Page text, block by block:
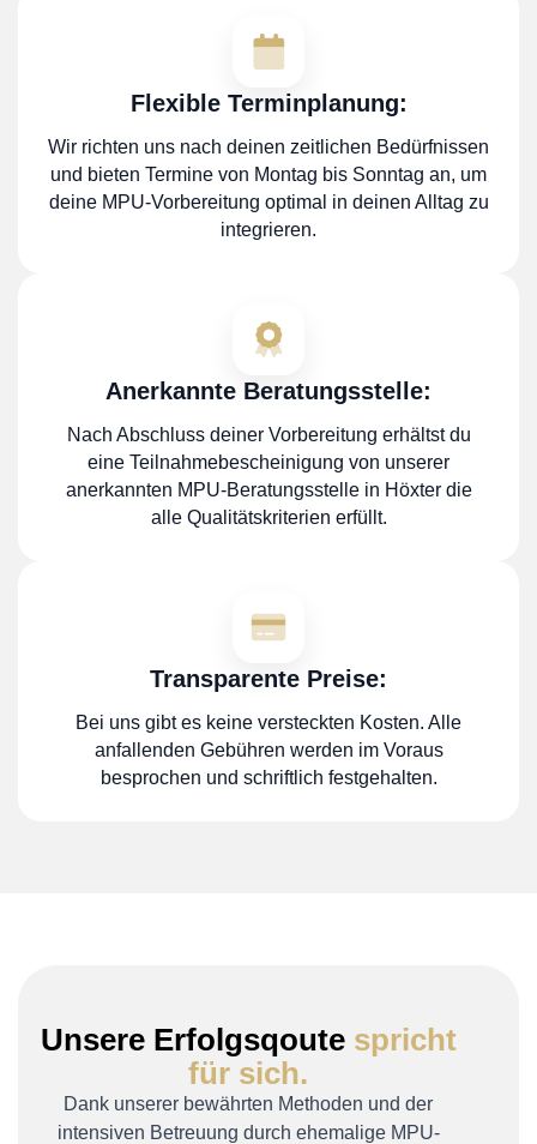
Flexible Terminplanung:
Wir richten uns nach deinen zeitlichen Bedürfnissen
und bieten Termine von Montag bis Sonntag an, um
deine MPU-Vorbereitung optimal in deinen Alltag zu
integrieren.
Anerkannte Beratungsstelle:
Nach Abschluss deiner Vorbereitung erhältst du
eine Teilnahmebescheinigung von unserer
anerkannten MPU-Beratungsstelle in Höxter die
alle Qualitätskriterien erfüllt.
Transparente Preise:
Bei uns gibt es keine versteckten Kosten. Alle
anfallenden Gebühren werden im Voraus
besprochen und schriftlich festgehalten.
Unsere Erfolgsqoutespricht
für sich.
Dank unserer bewährten Methoden und der
intensiven Betreuung durch ehemalige MPU-